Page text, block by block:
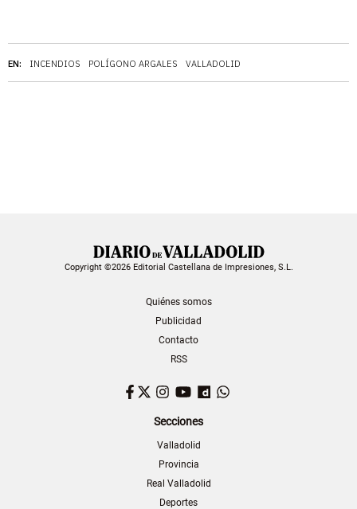
EN: INCENDIOS POLÍGONO ARGALES VALLADOLID
Copyright ©2026 Editorial Castellana de Impresiones, S.L.
Quiénes somos
Publicidad
Contacto
RSS
Facebook
TwitterInstagram
YouTubeDailymotion
Secciones
Valladolid
Provincia
Real Valladolid
Deportes